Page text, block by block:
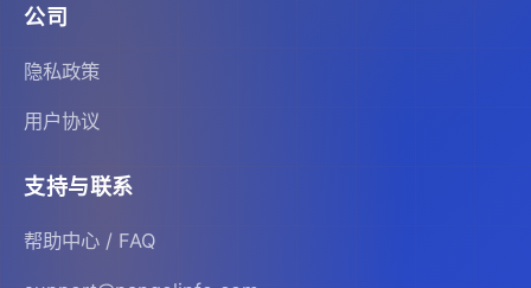
公司
隐私政策
用户协议
支持与联系
帮助中心 / FAQ